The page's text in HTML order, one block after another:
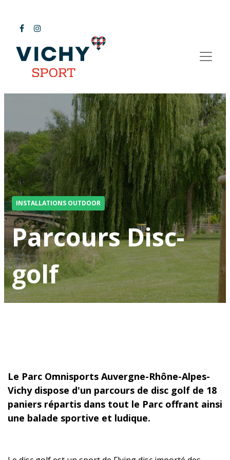
INSTALLATIONS OUTDOOR
Parcours Disc-
golf
Le Parc Omnisports Auvergne-Rhône-Alpes-
Vichy dispose d'un parcours de disc golf de 18
paniers répartis dans tout le Parc offrant ainsi
une balade sportive et ludique.